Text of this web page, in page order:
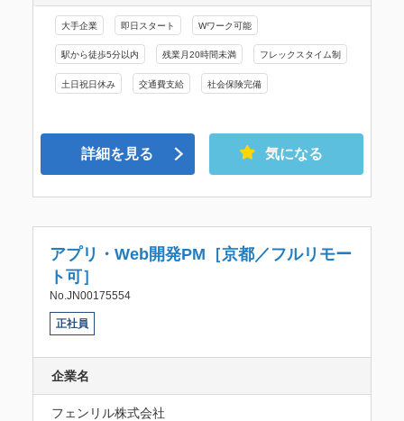
大手企業 即日スタート Wワーク可能
駅から徒歩5分以内 残業月20時間未満 フレックスタイム制
土日祝日休み 交通費支給 社会保険完備
詳細を見る 気になる
アプリ・Web開発PM［京都／フルリモー
ト可］
No.JN00175554
正社員
企業名
フェンリル株式会社